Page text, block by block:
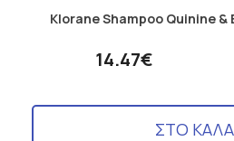
Klorane Shampoo Quinine &
14.47€
ΣΤΟ